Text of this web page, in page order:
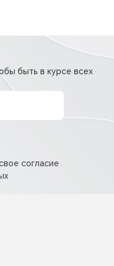
быть в курсе всех
согласие